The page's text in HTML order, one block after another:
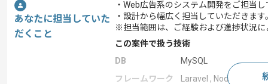
あなたに担当していた
だくこと
・Web広告系のシステム開発をご担当
・設計から幅広く担当していただきます
※担当範囲は、ご経験および進捗状況に
この案件で扱う技術
DB
MySQL
フレームワーク
Laravel , Node.js ,